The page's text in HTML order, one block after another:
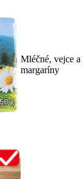
Mléčné, vejce a
margaríny